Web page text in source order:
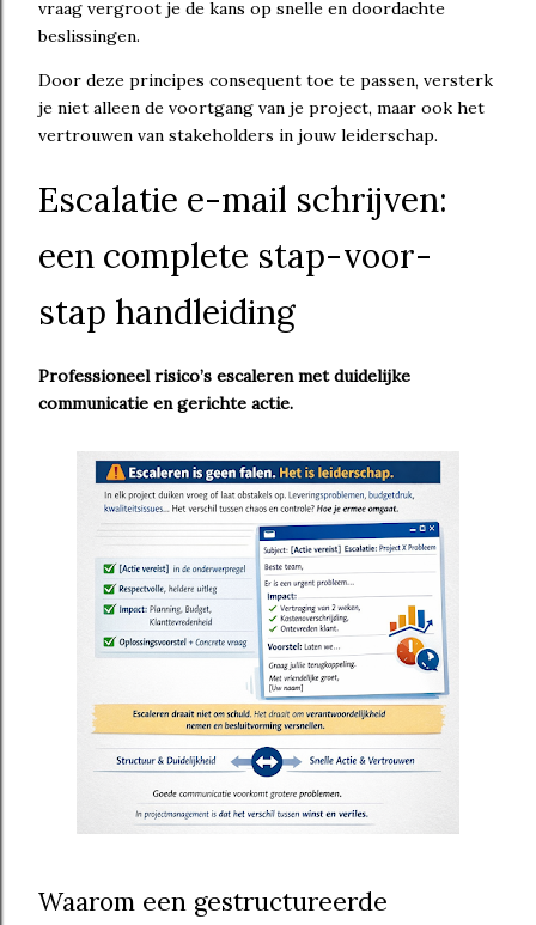
vraag vergroot je de kans op snelle en doordachte
beslissingen.
Door deze principes consequent toe te passen, versterk
je niet alleen de voortgang van je project, maar ook het
vertrouwen van stakeholders in jouw leiderschap.
Escalatie e-mail schrijven:
een complete stap-voor-
stap handleiding
Professioneel risico’s escaleren met duidelijke
communicatie en gerichte actie.
Waarom een gestructureerde